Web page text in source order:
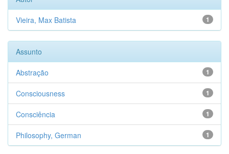
1
Vieira, Max Batista
Assunto
1
Abstração
1
Consciousness
1
Consciência
1
Philosophy, German